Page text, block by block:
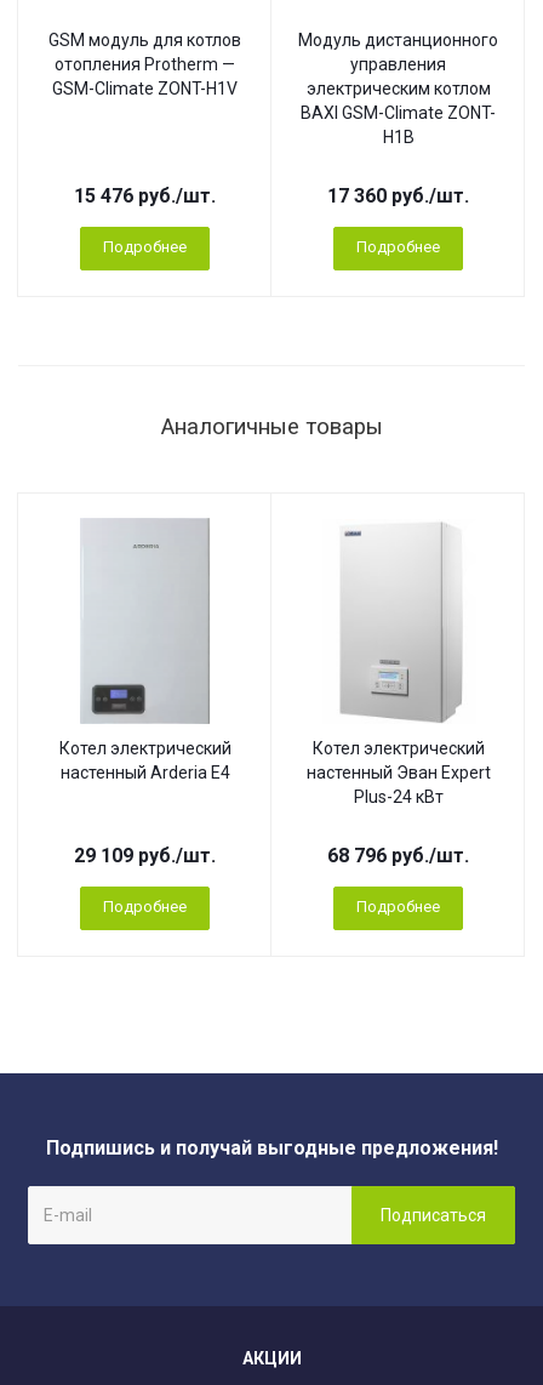
GSM модуль для котлов
отопления Protherm —
GSM-Climate ZONT-H1V
15 476 руб./шт.
Подробнее
Модуль дистанционного
управления
электрическим котлом
BAXI GSM-Climate ZONT-
H1B
17 360 руб./шт.
Подробнее
Аналогичные товары
Котел электрический
настенный Arderia E4
29 109 руб./шт.
Подробнее
Котел электрический
настенный Эван Expert
Plus-24 кВт
68 796 руб./шт.
Подробнее
Подпишись и получай выгодные предложения!
АКЦИИ